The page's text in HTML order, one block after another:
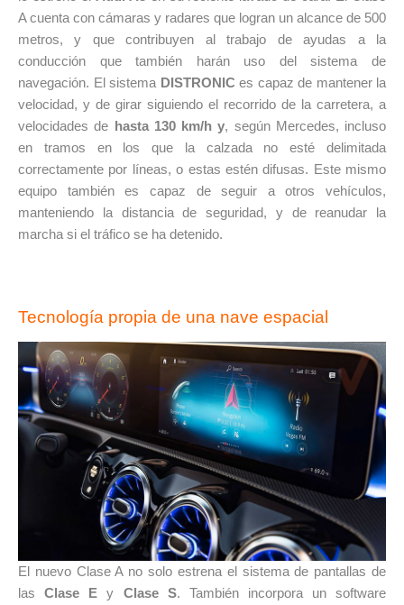
Iniciar sesión
¿Ha olvidado la contraseña?
A cuenta con cámaras y radares que logran un alcance de 500
metros, y que contribuyen al trabajo de ayudas a la
conducción que también harán uso del sistema de
navegación. El sistema DISTRONIC es capaz de mantener la
velocidad, y de girar siguiendo el recorrido de la carretera, a
velocidades de hasta 130 km/h y, según Mercedes, incluso
en tramos en los que la calzada no esté delimitada
correctamente por líneas, o estas estén difusas. Este mismo
equipo también es capaz de seguir a otros vehículos,
manteniendo la distancia de seguridad, y de reanudar la
marcha si el tráfico se ha detenido.
Tecnología propia de una nave espacial
El nuevo Clase A no solo estrena el sistema de pantallas de
lasClase E y Clase S. También incorpora un software